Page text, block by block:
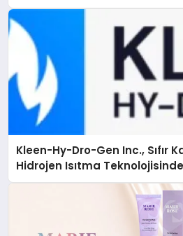
Kleen-Hy-Dro-Gen Inc., Sıfır
Hidrojen Isıtma
Düzenleyici Onaylarını Aldı